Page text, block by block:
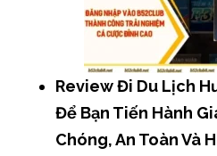
Review Đi Du Lịch
Để Bạn Tiến Hành
Chóng, An Toàn Và